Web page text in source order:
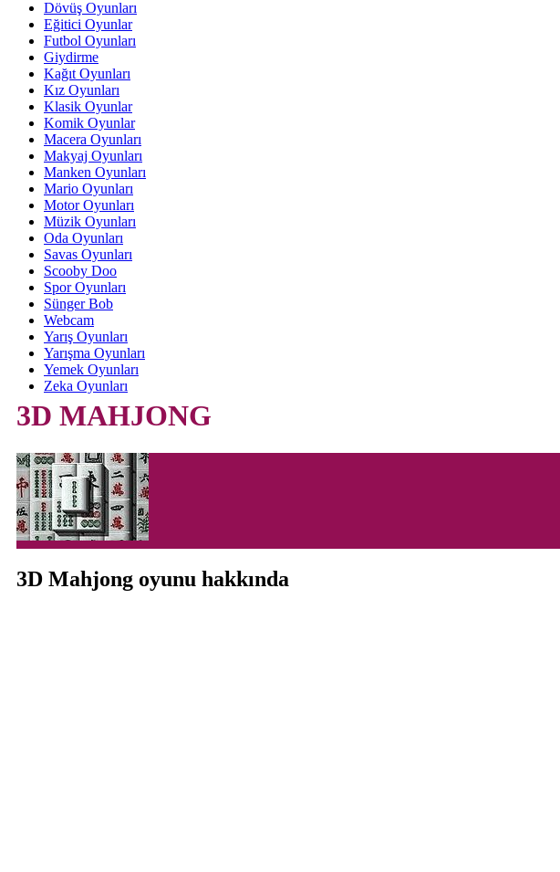
Dövüş Oyunları
Eğitici Oyunlar
Futbol Oyunları
Giydirme
Kağıt Oyunları
Kız Oyunları
Klasik Oyunlar
Komik Oyunlar
Macera Oyunları
Makyaj Oyunları
Manken Oyunları
Mario Oyunları
Motor Oyunları
Müzik Oyunları
Oda Oyunları
Savas Oyunları
Scooby Doo
Spor Oyunları
Sünger Bob
Webcam
Yarış Oyunları
Yarışma Oyunları
Yemek Oyunları
Zeka Oyunları
3D MAHJONG
3D Mahjong oyunu hakkında